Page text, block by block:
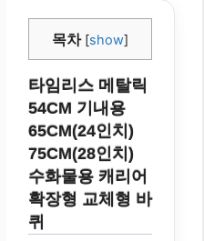
목차 [show]
타임리스 메탈릭
54CM 기내용
65CM(24인치)
75CM(28인치)
수화물용 캐리어
확장형 교체형 바
퀴